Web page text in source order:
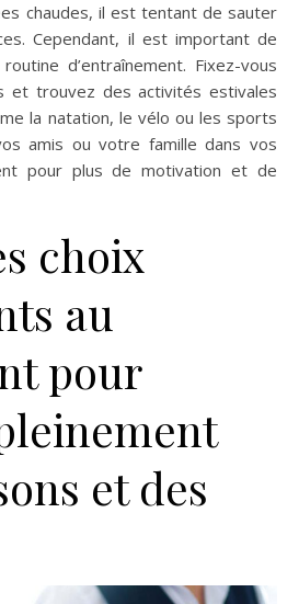
chaudes, il est tentant de sauter
Cependant, il est important de
d’entraînement. Fixez-vous
et trouvez des activités estivales
la natation, le vélo ou les sports
amis ou votre famille dans vos
pour plus de motivation et de
choix
au
pour
et des